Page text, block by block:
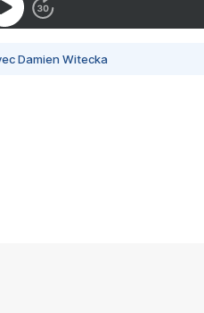
Damien Witecka